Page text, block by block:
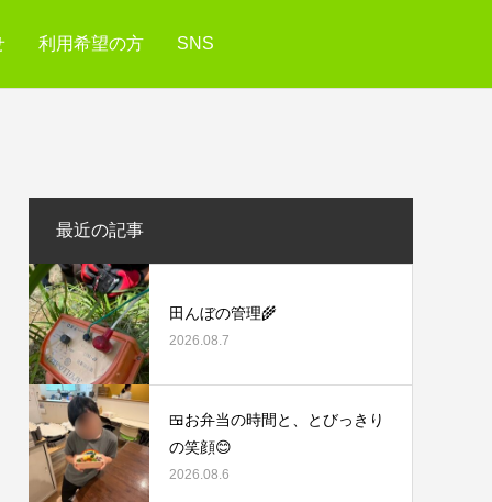
利用希望の方 SNS
最近の記事
田んぼの管理🌾
2026.08.7
🍱お弁当の時間と、とびっきり
の笑顔😊
2026.08.6